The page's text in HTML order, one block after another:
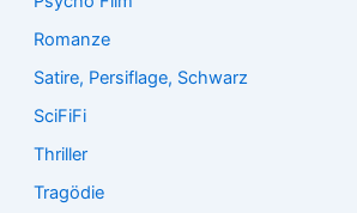
Romanze
Satire, Persiflage, Schwarz
SciFiFi
Thriller
Tragödie